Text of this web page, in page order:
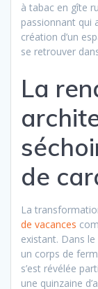
à tabac en gîte
passionnant qui
création d’un
se retrouver
La
de
La
de vacances
existant. Dans
un corps de
s’est révélée
une quinzaine